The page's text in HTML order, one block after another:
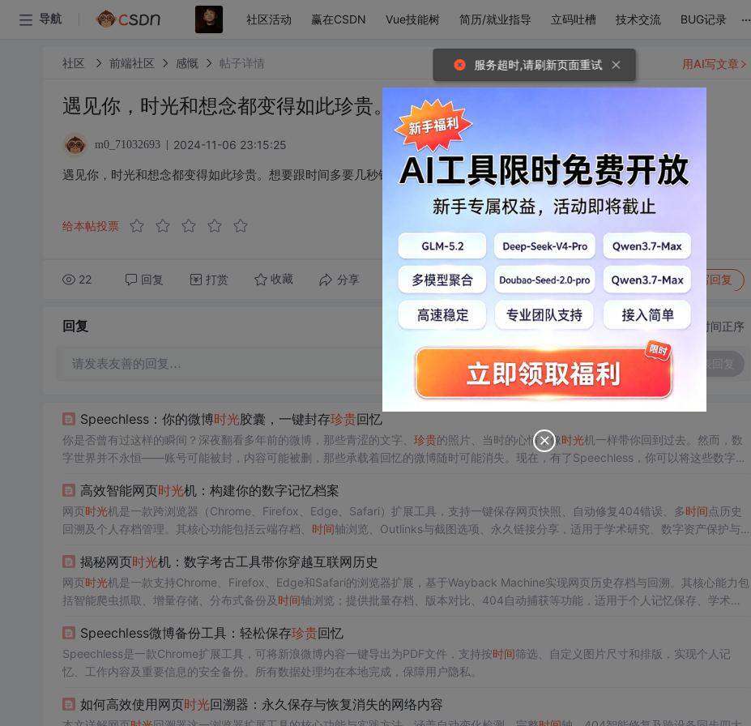
导航 社区活动 赢在CSDN Vue技能树 简历/就业指导 立码吐槽 技术交流 BUG记录 ...
社区 前端社区 感慨 帖子详情
遇见你，时光和想念都变得如此珍贵。想要跟时间多要几秒钟来想念你
m0_71032693 2024-11-06 23:15:25
遇见你，时光和想念都变得如此珍贵。想要跟时间多要几秒钟来想念你
给本帖投票
22 回复 打赏 收藏 分享 转发到动态 举报 写回复
用AI写文章
回复 切换为时间正序
请发表友善的回复…
Speechless：你的微博时光胶囊，一键封存珍贵回忆
你是否曾有过这样的瞬间？深夜翻看多年前的微博，那些青涩的文字、 珍贵的照片、当时的心情，像时光机一样带你回到过去。然而，数
字世界并不永恒——账号可能被封，内容可能被删，那些承载着回忆的微博随时可能消失。现在，有了Speechless，你可以将这些数字记
微博。从大学时光到职
高效智能网页时光机：构建你的数字记忆档案
网页时光机是一款跨浏览器（Chrome、Firefox、Edge、Safari）扩展工具，支持一键保存网页快照、自动修复404错误、多时间点历史
回溯及个人存档管理。其核心功能包括云端存档、 时间轴浏览、Outlinks与截图选项、永久链接分享，适用于学术研究、数字资产保护与
揭秘网页时光机：数字考古工具带你穿越互联网历史
网页时光机是一款支持Chrome、Firefox、Edge和Safari的浏览器扩展，基于Wayback Machine实现网页历史存档与回溯。其核心能力包
括智能爬虫抓取、增量存储、分布式备份及 时间轴浏览；提供批量存档、版本对比、404自动捕获等功能，适用于个人记忆保存、学术研
Speechless微博备份工具：轻松保存珍贵回忆
Speechless是一款Chrome扩展工具，可将新浪微博内容一键导出为PDF文件，支持按时间筛选、自定义图片尺寸和排版，实现个人记
忆、工作内容及重要信息的安全备份。所有数据处理均在本地完成，保障用户隐私。
如何高效使用网页时光回溯器：永久保存与恢复消失的网络内容
服务超时,请刷新页面重试